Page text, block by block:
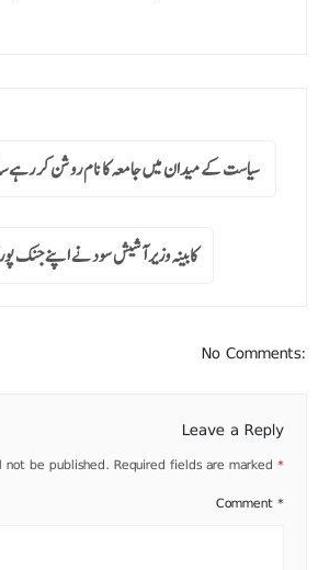
سیاست کے میدان میں جامعہ کا نام روشن کر رہے
کابینہ وزیر آشیش سود نے اپنے جنک
No Comments:
Leave a Reply
not be published. Required fields are marked *
Comment *